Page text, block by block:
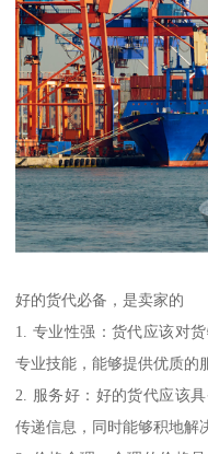
好的货代必备，是卖家的
1. 专业性强：货代应该对
专业技能，能够提供优质的
2. 服务好：好的货代应该
传递信息，同时能够积地解